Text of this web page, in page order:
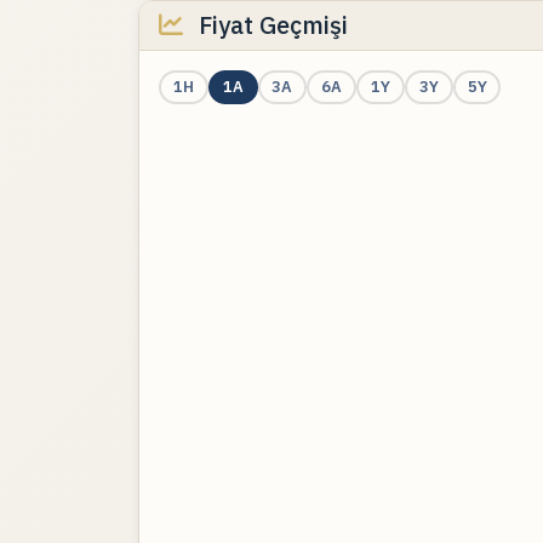
Fiyat Geçmişi
1H 1A 3A 6A 1Y 3Y 5Y